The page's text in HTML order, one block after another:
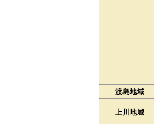
渡島地域
上川地域